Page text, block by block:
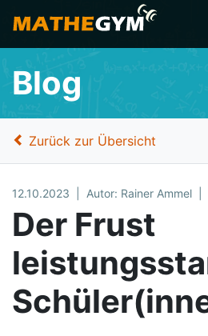
Blog
Zurück zur Übersicht
12.10.2023 Autor: Rainer Ammel
Der Frust